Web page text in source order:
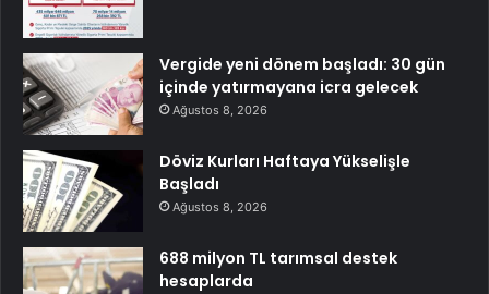
Vergide yeni dönem başladı: 30 gün
içinde yatırmayana icra gelecek
Ağustos 8, 2026
Döviz Kurları Haftaya Yükselişle
Başladı
Ağustos 8, 2026
688 milyon TL tarımsal destek
hesaplarda